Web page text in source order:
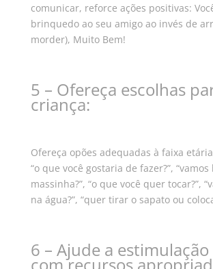
comunicar, reforce ações positivas:
brinquedo ao seu amigo ao invés de
morder), Muito Bem!
5 – Ofereça escolhas
criança:
Ofereça opões adequadas à faixa
“o que você gostaria de fazer?”,
massinha?”, “o que você quer tocar?”,
na água?”, “quer tirar o sapato ou
6 – Ajude a